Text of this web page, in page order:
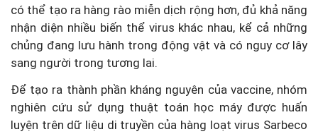
có thể tạo ra hàng rào miễn dịch rộng hơn, đủ khả năng
nhận diện nhiều biến thể virus khác nhau, kể cả những
chủng đang lưu hành trong động vật và có nguy cơ lây
sang người trong tương lai.
Để tạo ra thành phần kháng nguyên của vaccine, nhóm
nghiên cứu sử dụng thuật toán học máy được huấn
luyện trên dữ liệu di truyền của hàng loạt virus Sarbeco